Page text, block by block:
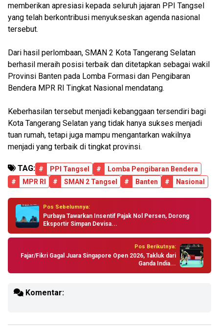
memberikan apresiasi kepada seluruh jajaran PPI Tangsel
yang telah berkontribusi menyukseskan agenda nasional
tersebut.
Dari hasil perlombaan, SMAN 2 Kota Tangerang Selatan
berhasil meraih posisi terbaik dan ditetapkan sebagai wakil
Provinsi Banten pada Lomba Formasi dan Pengibaran
Bendera MPR RI Tingkat Nasional mendatang.
Keberhasilan tersebut menjadi kebanggaan tersendiri bagi
Kota Tangerang Selatan yang tidak hanya sukses menjadi
tuan rumah, tetapi juga mampu mengantarkan wakilnya
menjadi yang terbaik di tingkat provinsi.
TAG: # PPI Tangsel #
Lomba Pengibaran Bendera
#
MPR RI # SMAN 2 Tangsel # Banten # Nasional
Pos Sebelumnya:
Purbaya Tawarkan Insentif Pajak Nol Persen, Dorong
Eksportir Simpan Devisa...
Pos Berikutnya:
Fajar/Fikri Gagal Juara Singapore Open 2026, Takluk dari
Ganda India...
Komentar: